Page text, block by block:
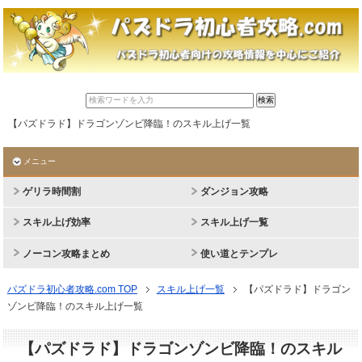
【パズドラド】ドラゴンゾンビ降臨！のスキル上げ一覧
メニュー
ゲリラ時間割 ダンジョン攻略
スキル上げ効率 スキル上げ一覧
ノーコン攻略まとめ 使い道とテンプレ
パズドラ初心者攻略.com TOP スキル上げ一覧
【パズドラド】ドラゴン
ゾンビ降臨！のスキル上げ一覧
【パズドラド】ドラゴンゾンビ降臨！のスキル